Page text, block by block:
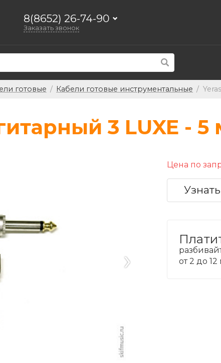
8(8652) 26-74-90
Заказать звонок
готовые / Кабели готовые инструментальные /
3 LUXE - 5
›
Цена по
от 2 до